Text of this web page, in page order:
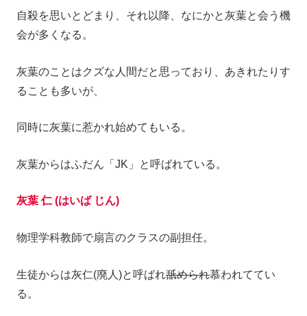
自殺を思いとどまり、それ以降、なにかと灰葉と会う機
会が多くなる。
灰葉のことはクズな人間だと思っており、あきれたりす
ることも多いが、
同時に灰葉に惹かれ始めてもいる。
灰葉からはふだん「JK」と呼ばれている。
灰葉 仁 (はいば じん)
物理学科教師で扇言のクラスの副担任。
生徒からは灰仁(廃人)と呼ばれ舐められ慕われててい
る。